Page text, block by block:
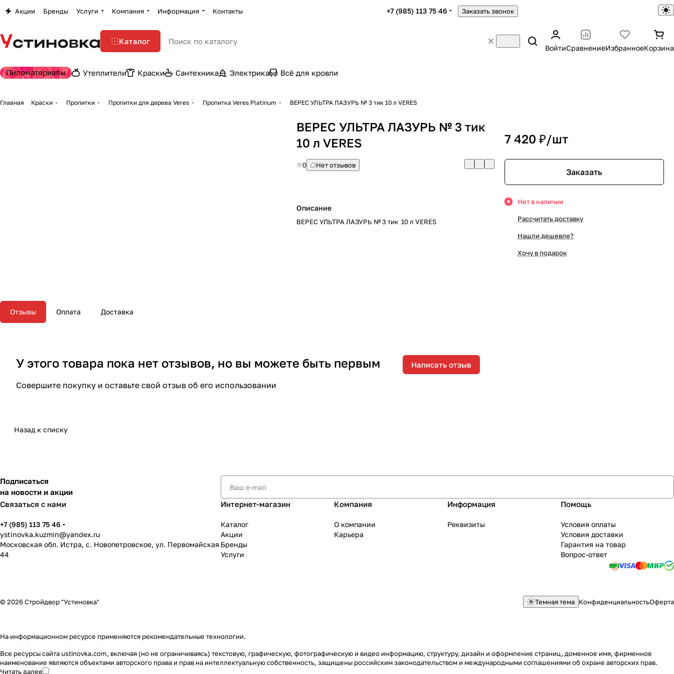
Акции Бренды Услуги Компания Информация Контакты +7 (985) 113 75 46 Заказать звонок
Каталог
ВойтиСравнениеИзбранноеКорзина
Пиломатериалы Утеплители Краски Сантехника Электрика Всё для кровли
Главная Краски Пропитки Пропитки для дерева Veres Пропитка Veres Platinum ВЕРЕС УЛЬТРА ЛАЗУРЬ № 3 тик 10 л VERES
ВЕРЕС УЛЬТРА ЛАЗУРЬ № 3 тик
10 л VERES
0 Нет отзывов
Описание
ВЕРЕС УЛЬТРА ЛАЗУРЬ № 3 тик 10 л VERES
7 420 ₽/шт
Заказать
Нет в наличии
Рассчитать доставку
Нашли дешевле?
Хочу в подарок
Отзывы Оплата Доставка
У этого товара пока нет отзывов, но вы можете быть первым
Совершите покупку и оставьте свой отзыв об его использовании
Написать отзыв
Назад к списку
Подписаться
на новости и акции
Связаться с нами
+7 (985) 113 75 46
ystinovka.kuzmin@yandex.ru
Московская обл. Истра, с. Новопетровское, ул. Первомайская
44
Интернет-магазин
Каталог
Акции
Бренды
Услуги
Компания
О компании
Карьера
Информация
Реквизиты
Помощь
Условия оплаты
Условия доставки
Гарантия на товар
Вопрос-ответ
© 2026 Стройдвор "Устиновка" Темная тема КонфиденциальностьОферта
На информационном ресурсе применяются рекомендательные технологии.
Все ресурсы сайта ustinovka.com, включая (но не ограничиваясь) текстовую, графическую, фотографическую и видео информацию, структуру, дизайн и оформление страниц, доменное имя, фирменное
наименование являются объектами авторского права и прав на интеллектуальную собственность, защищены российским законодательством и международными соглашениями об охране авторских прав.
Читать далее